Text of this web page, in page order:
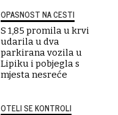
OPASNOST NA CESTI
S 1,85 promila u krvi
udarila u dva
parkirana vozila u
Lipiku i pobjegla s
mjesta nesreće
OTELI SE KONTROLI